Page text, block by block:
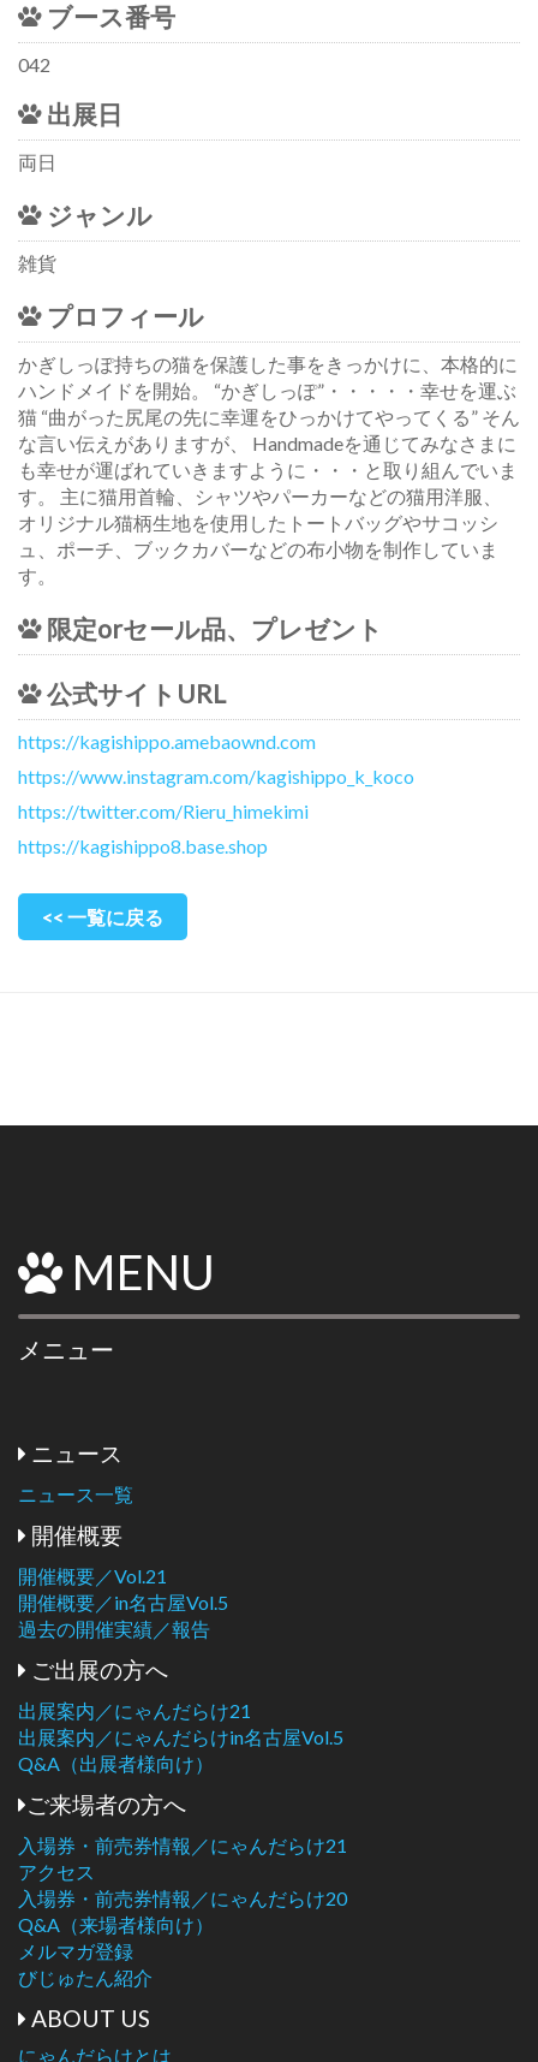
ブース番号
042
出展日
両日
ジャンル
雑貨
プロフィール
かぎしっぽ持ちの猫を保護した事をきっかけに、本格的に
ハンドメイドを開始。 “かぎしっぽ”・・・・・幸せを運ぶ
猫 “曲がった尻尾の先に幸運をひっかけてやってくる” そん
な言い伝えがありますが、 Handmadeを通じてみなさまに
も幸せが運ばれていきますように・・・と取り組んでいま
す。 主に猫用首輪、シャツやパーカーなどの猫用洋服、
オリジナル猫柄生地を使用したトートバッグやサコッシ
ュ、ポーチ、ブックカバーなどの布小物を制作していま
す。
限定orセール品、プレゼント
公式サイトURL
https://kagishippo.amebaownd.com
https://www.instagram.com/kagishippo_k_koco
https://twitter.com/Rieru_himekimi
https://kagishippo8.base.shop
<< 一覧に戻る
MENU
メニュー
ニュース
ニュース一覧
開催概要
開催概要／Vol.21
開催概要／in名古屋Vol.5
過去の開催実績／報告
ご出展の方へ
出展案内／にゃんだらけ21
出展案内／にゃんだらけin名古屋Vol.5
Q&A（出展者様向け）
ご来場者の方へ
入場券・前売券情報／にゃんだらけ21
アクセス
入場券・前売券情報／にゃんだらけ20
Q&A（来場者様向け）
メルマガ登録
びじゅたん紹介
ABOUT US
にゃんだらけとは